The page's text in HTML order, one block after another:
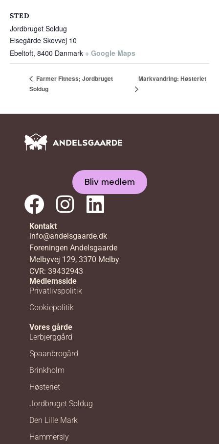
STED
Jordbruget Soldug
Elsegårde Skovvej 10
Ebeltoft, 8400 Danmark + Google Maps
Farmer Fitness; Jordbruget
Soldug
Markvandring: Høsteriet
Bliv medlem
Kontakt
info@andelsgaarde.dk
Foreningen Andelsgaarde
Melbyvej 129, 3370 Melby
CVR: 39432943
Medlemsside
Privatlivspolitik
Cookiepolitik
Vores gårde
Lerbjerggård
Spaanbrogård
Brinkholm
Høsteriet
Jordbruget Soldug
Den Lille Mark
Hammersly